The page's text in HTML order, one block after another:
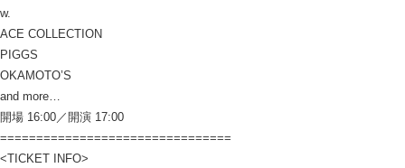
w.
ACE COLLECTION
PIGGS
OKAMOTO’S
and more…
開場 16:00／開演 17:00
================================
<TICKET INFO>